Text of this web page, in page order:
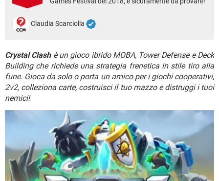
TIKTOK FACEBOOK
HARDWARE
Claudia Scarciolla
Crystal Clashè un gioco ibrido MOBA, Tower Defense e Deck
Building che richiede una strategia frenetica in stile tiro alla
fune. Gioca da solo o porta un amico per i giochi cooperativi,
2v2, colleziona carte, costruisci il tuo mazzo e distruggi i tuoi
nemici!